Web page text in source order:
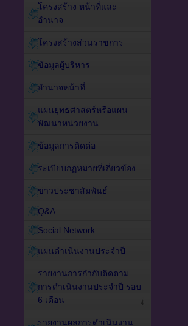
โครงสร้าง หน้าที่และ
อำนาจ
โครงสร้างส่วนราชการ
ข้อมูลผู้บริหาร
อำนาจหน้าที่
แผนยุทธศาสตร์หรือแผน
พัฒนาหน่วยงาน
ข้อมูลการติดต่อ
ระเบียบกฏหมายที่เกี่ยวข้อง
ข่าวประชาสัมพันธ์
Q&A
Social Network
แผนดำเนินงานประจำปี
รายงานการกำกับติดตาม
การดำเนินงานประจำปี รอบ
6 เดือน
รายงานผลการดำเนินงาน